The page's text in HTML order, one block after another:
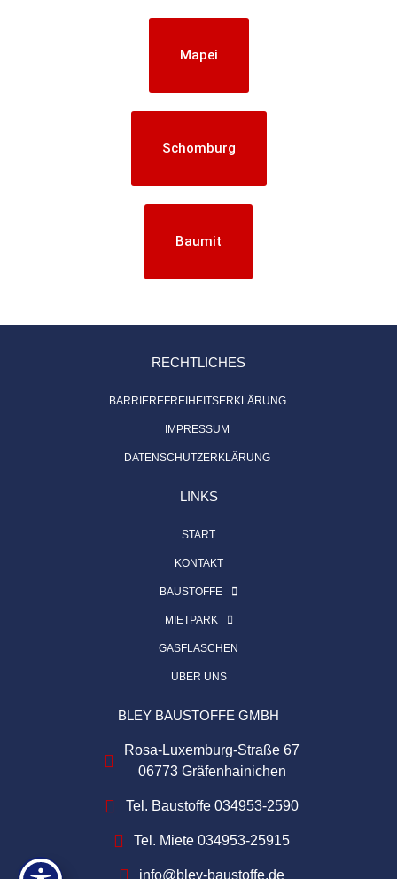
Mapei
Schomburg
Baumit
RECHTLICHES
BARRIEREFREIHEITSERKLÄRUNG
IMPRESSUM
DATENSCHUTZERKLÄRUNG
LINKS
START
KONTAKT
BAUSTOFFE
MIETPARK
GASFLASCHEN
ÜBER UNS
BLEY BAUSTOFFE GMBH
Rosa-Luxemburg-Straße 67
06773 Gräfenhainichen
Tel. Baustoffe 034953-2590
Tel. Miete 034953-25915
info@bley-baustoffe.de